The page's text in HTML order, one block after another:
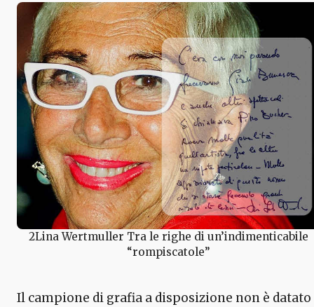
2Lina Wertmuller Tra le righe di un’indimenticabile
“rompiscatole”
Il campione di grafia a disposizione non è datato